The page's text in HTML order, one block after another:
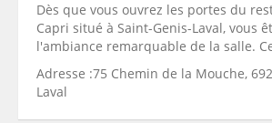
Dès que vous ouvrez les portes du
Capri situé à Saint-Genis-Laval, vous
l'ambiance remarquable de la salle.
Adresse :75 Chemin de la Mouche,
Laval